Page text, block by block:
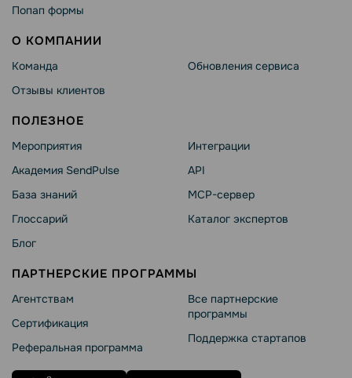
Попап формы
О КОМПАНИИ
Команда
Отзывы клиентов
Обновления сервиса
ПОЛЕЗНОЕ
Мероприятия
Академия SendPulse
База знаний
Глоссарий
Блог
Интеграции
API
MCP-сервер
Каталог экспертов
ПАРТНЕРСКИЕ ПРОГРАММЫ
Агентствам
Сертификация
Реферальная программа
Все партнерские
программы
Поддержка стартапов